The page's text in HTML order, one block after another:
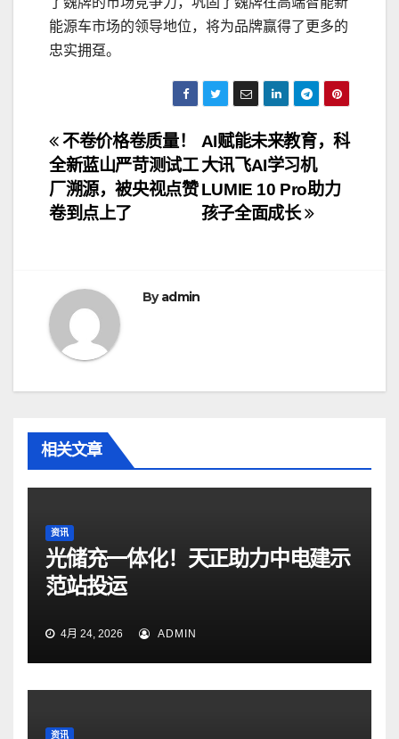
能源车市场的领导地位，将为品牌赢得了更多的
忠实拥趸。
文
章
导
AI赋能未来教育，科
大讯飞AI学习机
LUMIE 10 Pro助力
孩子全面成长
不卷价格卷质量！
全新蓝山严苛测试工
厂溯源，被央视点赞
卷到点上了
Byadmin
相关文章
资讯
光储充一体化！天正助力中电建示
范站投运
4月 24, 2026 ADMIN
资讯